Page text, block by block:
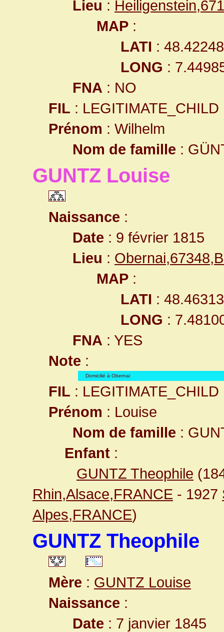
Lieu :
MAP :
LATI :
LONG :
FNA : NO
FIL : LEGITIMATE_CHILD
Prénom : Wilhelm
Nom de famille :
GUNTZ Louise
Naissance :
Date : 9 février 1815
Lieu :
MAP :
LATI :
LONG :
FNA : YES
Note :
Domicilié à Obernai
FIL : LEGITIMATE_CHILD
Prénom : Louise
Nom de famille :
Enfant :
GUNTZ Theophile
Rhin,Alsace,FRANCE - 1927
Alpes,FRANCE)
GUNTZ Theophile
Mère : GUNTZ Louise
Naissance :
Date : 7 janvier 1845